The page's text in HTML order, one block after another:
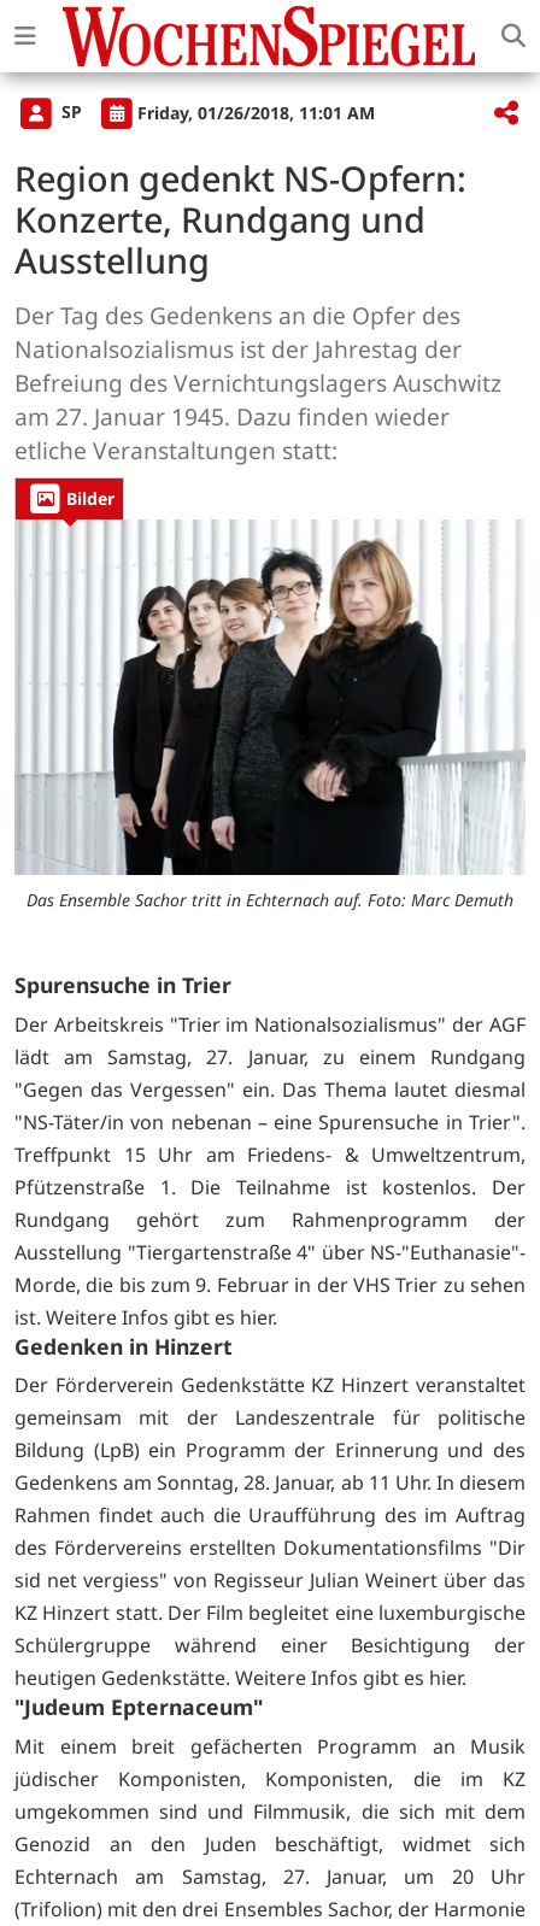
SP Friday, 01/26/2018, 11:01 AM
Region gedenkt NS-Opfern:
Konzerte, Rundgang und
Ausstellung
Der Tag des Gedenkens an die Opfer des
Nationalsozialismus ist der Jahrestag der
Befreiung des Vernichtungslagers Auschwitz
am 27. Januar 1945. Dazu finden wieder
etliche Veranstaltungen statt:
Bilder
Das Ensemble Sachor tritt in Echternach auf. Foto: Marc Demuth
Spurensuche in Trier
Der Arbeitskreis "Trier im Nationalsozialismus" der AGF
lädt am Samstag, 27. Januar, zu einem Rundgang
"Gegen das Vergessen" ein. Das Thema lautet diesmal
"NS-Täter/in von nebenan – eine Spurensuche in Trier".
Treffpunkt 15 Uhr am Friedens- & Umweltzentrum,
Pfützenstraße 1. Die Teilnahme ist kostenlos. Der
Rundgang gehört zum Rahmenprogramm der
Ausstellung "Tiergartenstraße 4" über NS-"Euthanasie"-
Morde, die bis zum 9. Februar in der VHS Trier zu sehen
ist. Weitere Infos gibt es hier.
Gedenken in Hinzert
Der Förderverein Gedenkstätte KZ Hinzert veranstaltet
gemeinsam mit der Landeszentrale für politische
Bildung (LpB) ein Programm der Erinnerung und des
Gedenkens am Sonntag, 28. Januar, ab 11 Uhr. In diesem
Rahmen findet auch die Uraufführung des im Auftrag
des Fördervereins erstellten Dokumentationsfilms "Dir
sid net vergiess" von Regisseur Julian Weinert über das
KZ Hinzert statt. Der Film begleitet eine luxemburgische
Schülergruppe während einer Besichtigung der
heutigen Gedenkstätte. Weitere Infos gibt es hier.
"Judeum Epternaceum"
Mit einem breit gefächerten Programm an Musik
jüdischer Komponisten, Komponisten, die im KZ
umgekommen sind und Filmmusik, die sich mit dem
Genozid an den Juden beschäftigt, widmet sich
Echternach am Samstag, 27. Januar, um 20 Uhr
(Trifolion) mit den drei Ensembles Sachor, der Harmonie